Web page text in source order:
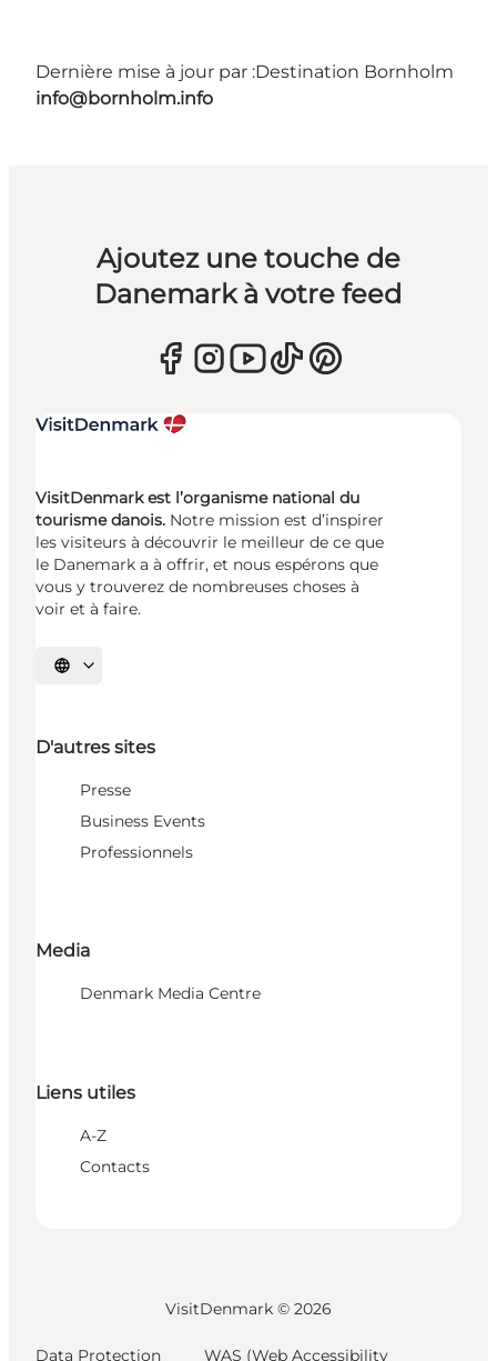
Dernière mise à jour par :Destination Bornholm
info@bornholm.info
Ajoutez une touche de
Danemark à votre feed
VisitDenmark est l’organisme national du
tourisme danois. Notre mission est d’inspirer
les visiteurs à découvrir le meilleur de ce que
le Danemark a à offrir, et nous espérons que
vous y trouverez de nombreuses choses à
voir et à faire.
Choisissez la langue
D'autres sites
Presse
Business Events
Professionnels
Media
Denmark Media Centre
Liens utiles
A-Z
Contacts
VisitDenmark © 2026
Data Protection WAS (Web Accessibility